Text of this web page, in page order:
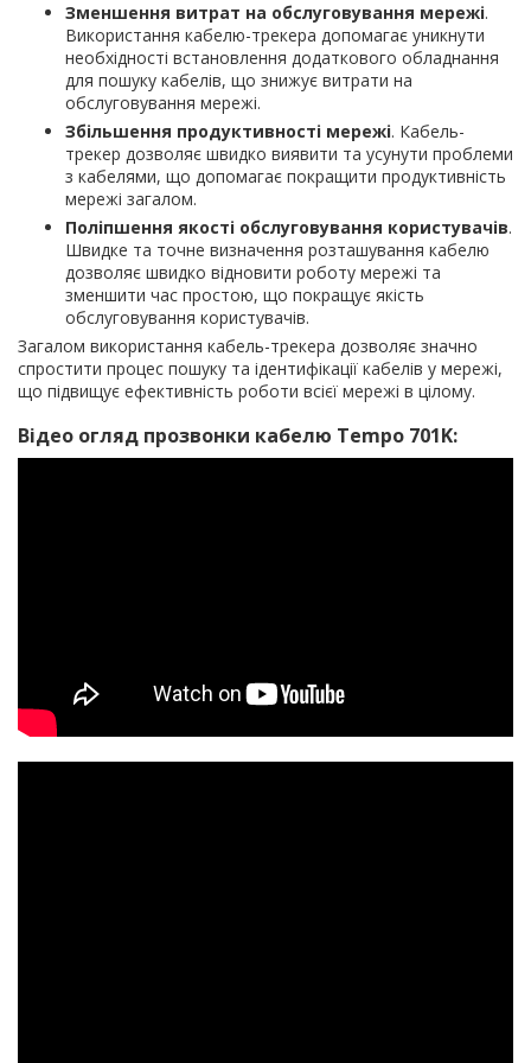
Зменшення витрат на обслуговування мережі.
Використання кабелю-трекера допомагає уникнути
необхідності встановлення додаткового обладнання
для пошуку кабелів, що знижує витрати на
обслуговування мережі.
Збільшення продуктивності мережі. Кабель-
трекер дозволяє швидко виявити та усунути проблеми
з кабелями, що допомагає покращити продуктивність
мережі загалом.
Поліпшення якості обслуговування користувачів.
Швидке та точне визначення розташування кабелю
дозволяє швидко відновити роботу мережі та
зменшити час простою, що покращує якість
обслуговування користувачів.
Загалом використання кабель-трекера дозволяє значно
спростити процес пошуку та ідентифікації кабелів у мережі,
що підвищує ефективність роботи всієї мережі в цілому.
Відео огляд прозвонки кабелю Tempo 701K: